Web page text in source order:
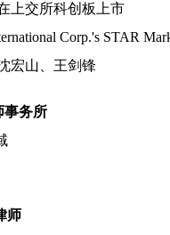
上交所科创板上市
Corp.'s STAR
宏山、王剑锋
事务所
师